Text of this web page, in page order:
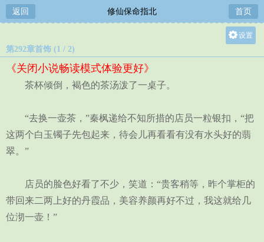
返回 修仙保命指北 首页
设置
第292章首饰 (1 / 2)
《关闭小说畅读模式体验更好》
茶杯倾倒，褐色的茶汤泼了一桌子。
“去换一壶茶，”秦枫递给不知所措的店员一粒银扣，“把
这两个白玉镯子先包起来，待会儿再看看有没有水头好的翡
翠。”
店员的脸色好看了不少，笑道：“贵客稍等，昨个掌柜的
带回来二两上好的丹霞品，美容养颜再好不过，我这就给几
位沏一壶！”